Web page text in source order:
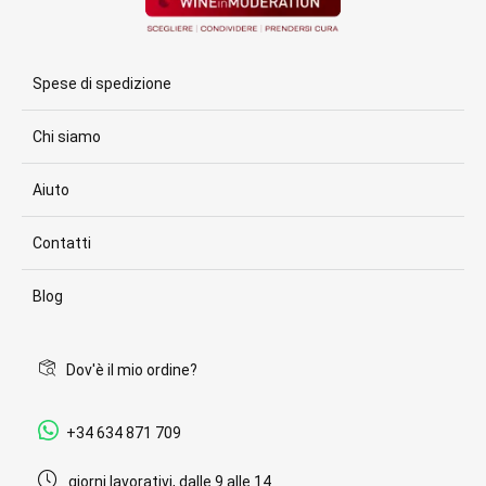
Spese di spedizione
Chi siamo
Aiuto
Contatti
Blog
Dov'è il mio ordine?
+34 634 871 709
giorni lavorativi, dalle 9 alle 14